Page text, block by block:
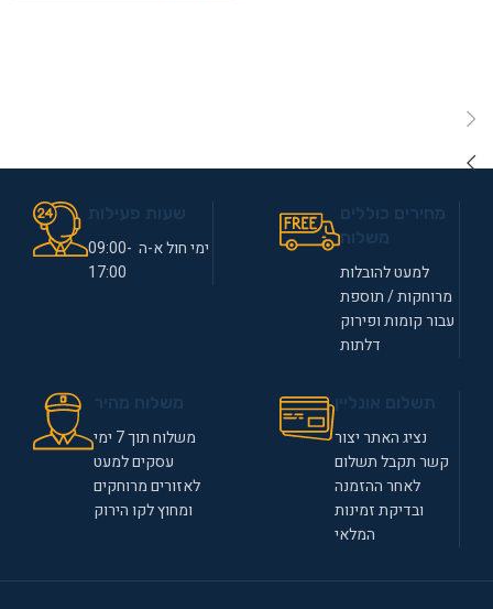
למעט להובלות
מרוחקות / תוספת
עבור קומות ופירוק
דלתות
ימי חול א-ה 09:00-
17:00
נציג האתר יצור
קשר תקבל תשלום
לאחר ההזמנה
ובדיקת זמינות
המלאי
משלוח תוך 7 ימי
עסקים למעט
לאזורים מרוחקים
ומחוץ לקו הירוק